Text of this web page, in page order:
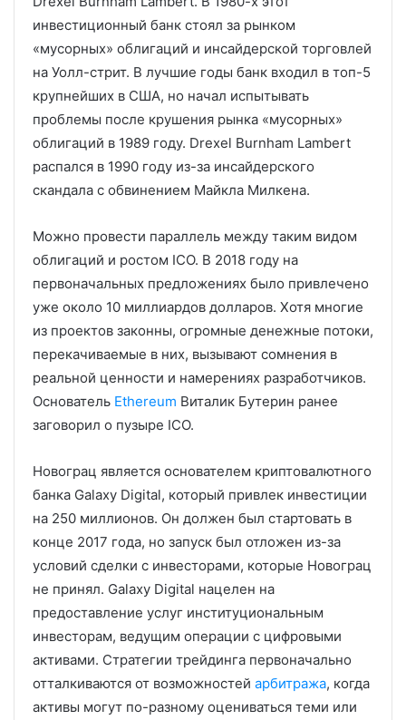
инвестиционный банк стоял за рынком
«мусорных» облигаций и инсайдерской торговлей
на Уолл-стрит. В лучшие годы банк входил в топ-5
крупнейших в США, но начал испытывать
проблемы после крушения рынка «мусорных»
облигаций в 1989 году. Drexel Burnham Lambert
распался в 1990 году из-за инсайдерского
скандала с обвинением Майкла Милкена.
Можно провести параллель между таким видом
облигаций и ростом ICO. В 2018 году на
первоначальных предложениях было привлечено
уже около 10 миллиардов долларов. Хотя многие
из проектов законны, огромные денежные потоки,
перекачиваемые в них, вызывают сомнения в
реальной ценности и намерениях разработчиков.
Основатель Ethereum Виталик Бутерин ранее
заговорил о пузыре ICO.
Новограц является основателем криптовалютного
банка Galaxy Digital, который привлек инвестиции
на 250 миллионов. Он должен был стартовать в
конце 2017 года, но запуск был отложен из-за
условий сделки с инвесторами, которые Новограц
не принял. Galaxy Digital нацелен на
предоставление услуг институциональным
инвесторам, ведущим операции с цифровыми
активами. Стратегии трейдинга первоначально
отталкиваются от возможностей арбитража, когда
активы могут по-разному оцениваться теми или